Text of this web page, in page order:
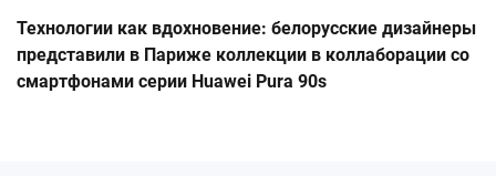
Технологии как вдохновение: белорусские дизайнеры
представили в Париже коллекции в коллаборации со
смартфонами серии Huawei Pura 90s